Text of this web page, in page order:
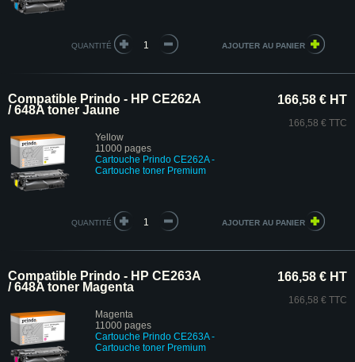
QUANTITÉ
Compatible Prindo - HP CE262A
/ 648A toner Jaune
Yellow
11000 pages
Cartouche Prindo CE262A-
Cartouche toner Premium
166,58 € HT
166,58 € TTC
QUANTITÉ
Compatible Prindo - HP CE263A
/ 648A toner Magenta
Magenta
11000 pages
Cartouche Prindo CE263A-
Cartouche toner Premium
166,58 € HT
166,58 € TTC